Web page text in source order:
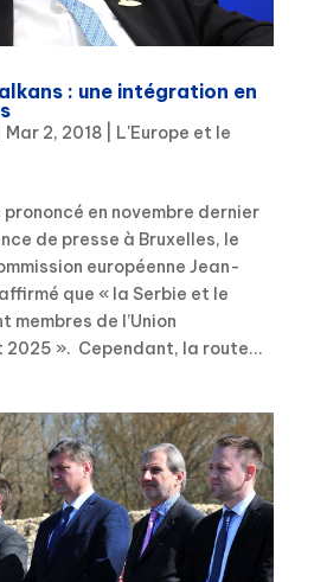
: une intégration en
Mar 2, 2018| L'Europe et le
prononcé en novembre dernier
de presse à Bruxelles, le
européenne Jean-
que « la Serbie et le
membres de l’Union
2025 ». Cependant, la route...